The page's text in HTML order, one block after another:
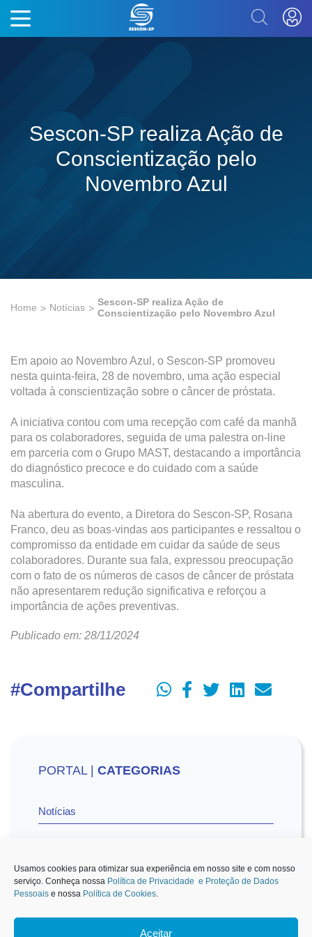
Usamos cookies para otimizar sua experiência em nosso site e com nosso
serviço. Conheça nossa Política de Privacidade e Proteção de Dados
Pessoais e nossa Política de Cookies.
Aceitar
Sescon-SP realiza Ação de
Conscientização pelo
Novembro Azul
Home Notícias
Sescon-SP realiza Ação de
Conscientização pelo Novembro Azul
Em apoio ao Novembro Azul, o Sescon-SP promoveu
nesta quinta-feira, 28 de novembro, uma ação especial
voltada à conscientização sobre o câncer de próstata.
A iniciativa contou com uma recepção com café da manhã
para os colaboradores, seguida de uma palestra on-line
em parceria com o Grupo MAST, destacando a importância
do diagnóstico precoce e do cuidado com a saúde
masculina.
Na abertura do evento, a Diretora do Sescon-SP, Rosana
Franco, deu as boas-vindas aos participantes e ressaltou o
compromisso da entidade em cuidar da saúde de seus
colaboradores. Durante sua fala, expressou preocupação
com o fato de os números de casos de câncer de próstata
não apresentarem redução significativa e reforçou a
importância de ações preventivas.
Publicado em: 28/11/2024
#Compartilhe
PORTAL | CATEGORIAS
Notícias